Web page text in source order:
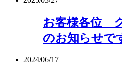
お客様各位
のお知らせで
2024/06/17